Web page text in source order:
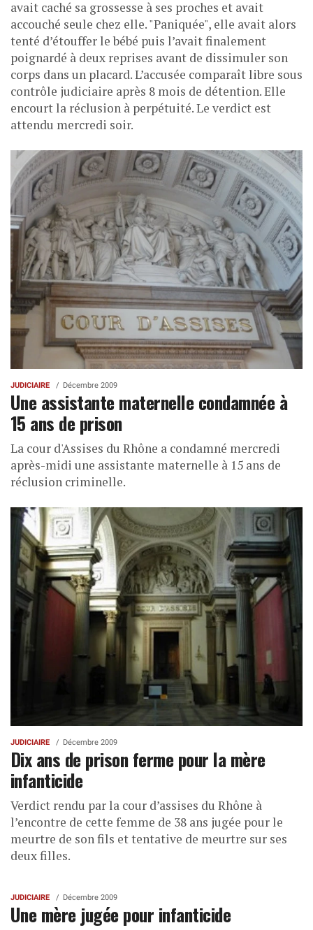
avait caché sa grossesse à ses proches et avait
accouché seule chez elle. "Paniquée", elle avait alors
tenté d’étouffer le bébé puis l’avait finalement
poignardé à deux reprises avant de dissimuler son
corps dans un placard. L’accusée comparaît libre sous
contrôle judiciaire après 8 mois de détention. Elle
encourt la réclusion à perpétuité. Le verdict est
attendu mercredi soir.
JUDICIAIRE Décembre 2009
Une assistante maternelle condamnée à
15 ans de prison
La cour d'Assises du Rhône a condamné mercredi
après-midi une assistante maternelle à 15 ans de
réclusion criminelle.
JUDICIAIRE Décembre 2009
Dix ans de prison ferme pour la mère
infanticide
Verdict rendu par la cour d’assises du Rhône à
l’encontre de cette femme de 38 ans jugée pour le
meurtre de son fils et tentative de meurtre sur ses
deux filles.
JUDICIAIRE Décembre 2009
Une mère jugée pour infanticide